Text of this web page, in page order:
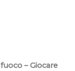
– Giocare